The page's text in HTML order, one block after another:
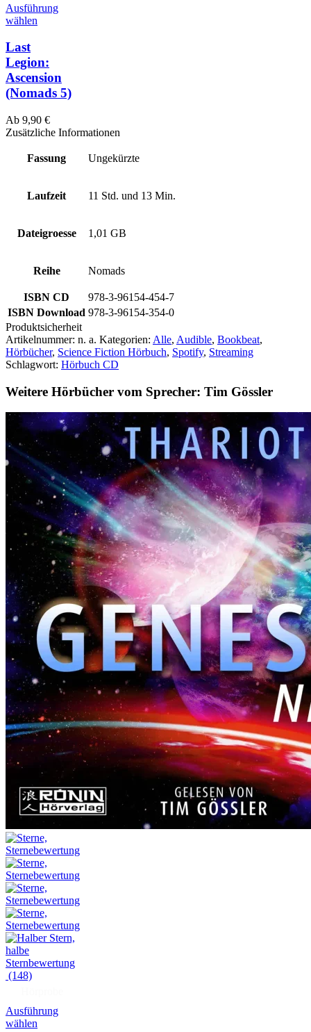
Ausführung
wählen
Last
Legion:
Ascension
(Nomads 5)
Ab 9,90 €
Zusätzliche Informationen
Fassung Ungekürzte
Laufzeit 11 Std. und 13 Min.
Dateigroesse 1,01 GB
Reihe Nomads
ISBN CD
978-3-96154-454-7
ISBN Download 978-3-96154-354-0
Produktsicherheit
Artikelnummer: n. a. Kategorien: Alle, Audible, Bookbeat,
Hörbücher, Science Fiction Hörbuch, Spotify, Streaming
Schlagwort: Hörbuch CD
Weitere Hörbücher vom Sprecher: Tim Gössler
(148)
Ausführung
wählen